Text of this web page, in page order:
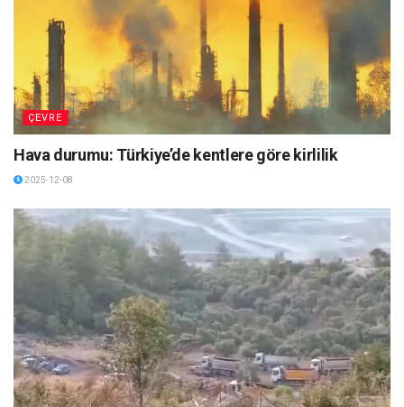
ÇEVRE
Hava durumu: Türkiye’de kentlere göre kirlilik
2025-12-08